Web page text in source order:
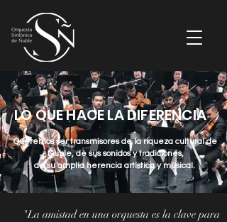
LO QUE HACE LA DIFERENCIA
Queremos ser transmisores de la riqueza cultural de
Ñuble, de sus sonidos y tradiciones,
de su amplia herencia artística y músical.
"La amistad en una orquesta es la clave para